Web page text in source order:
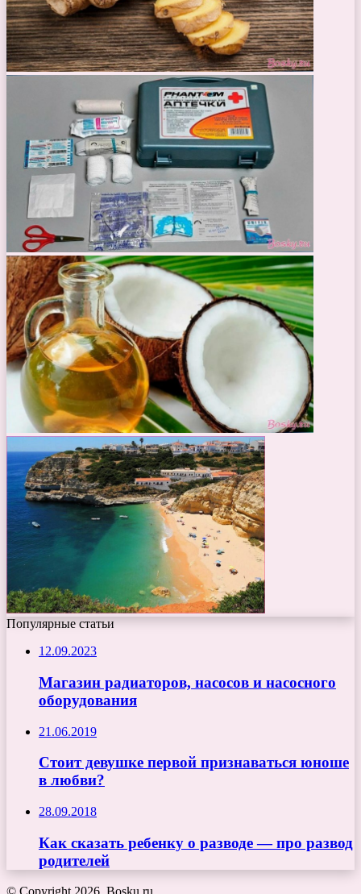
Популярные статьи
12.09.2023
Магазин радиаторов, насосов и насосного
оборудования
21.06.2019
Стоит девушке первой признаваться юноше
в любви?
28.09.2018
Как сказать ребенку о разводе — про развод
родителей